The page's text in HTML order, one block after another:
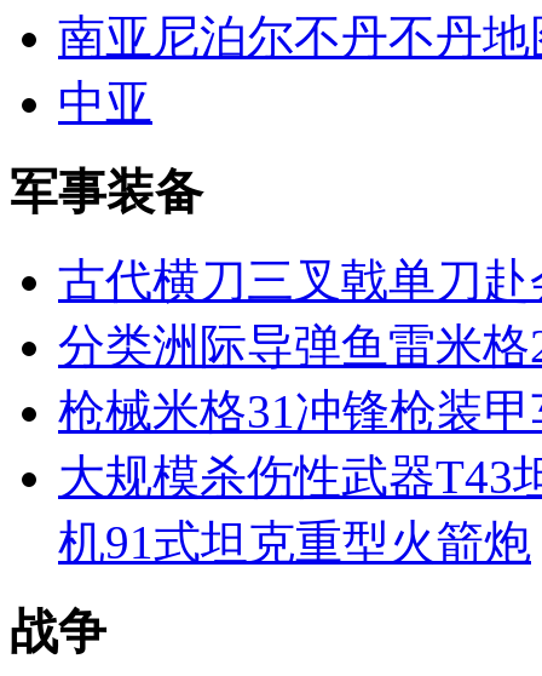
南亚 尼泊尔不丹不丹地
中亚
军事装备
古代横刀三叉戟单刀赴
分类洲际导弹鱼雷米格
枪械米格31冲锋枪装甲
大规模杀伤性武器T43
机91式坦克重型火箭炮
战争